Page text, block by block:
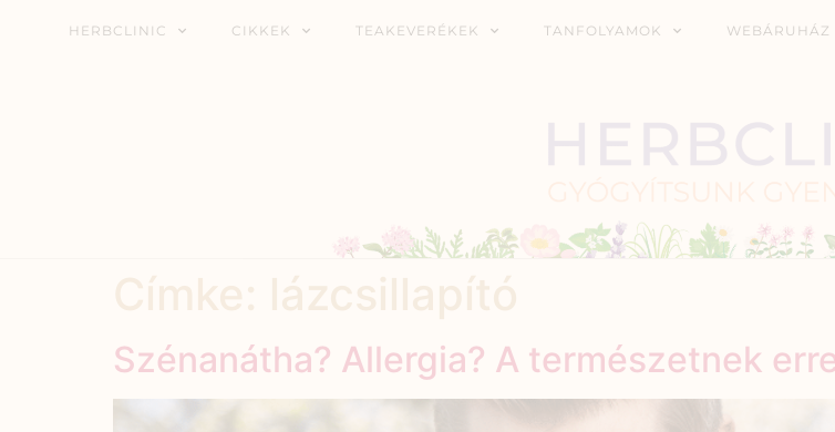
HERBCLINIC CIKKEK TEAKEVERÉKEK TANFOLYAMOK WEBÁRUHÁZ
Szénanátha? Allergia? A természetnek